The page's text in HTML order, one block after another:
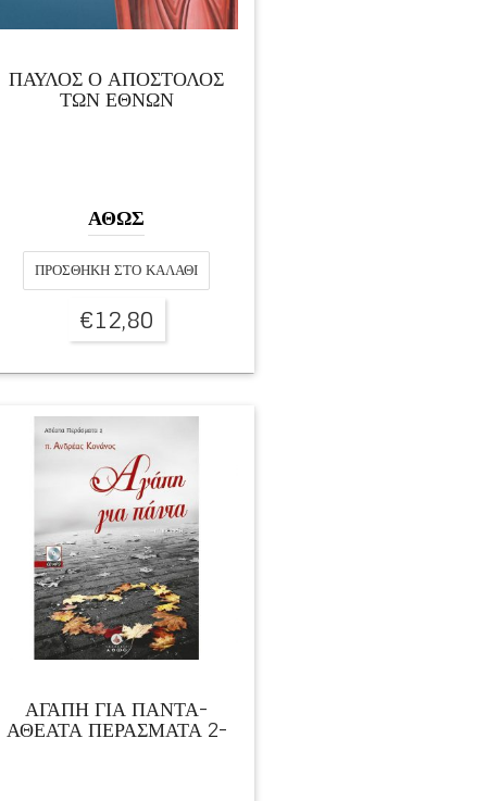
ΠΑΥΛΟΣ Ο ΑΠΟΣΤΟΛΟΣ
ΤΩΝ ΕΘΝΩΝ
ΑΘΩΣ
ΠΡΟΣΘΉΚΗ ΣΤΟ ΚΑΛΆΘΙ
€12,80
ΑΓΑΠΗ ΓΙΑ ΠΑΝΤΑ-
ΑΘΕΑΤΑ ΠΕΡΑΣΜΑΤΑ 2-